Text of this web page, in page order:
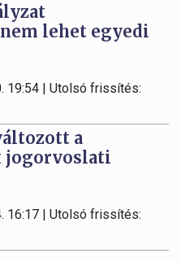
lehet egyedi
19:54 | Utolsó frissítés:
a
jogorvoslati
16:17 | Utolsó frissítés: